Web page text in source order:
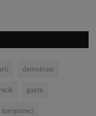
demokrasi
gazze
barışsüreci